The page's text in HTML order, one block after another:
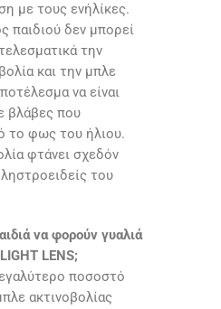
με τους ενήλίκες.
παιδιού δεν μπορεί
την
και την μπλε
να είναι
βλάβες που
το φως του ήλιου.
φτάνει σχεδόν
του
να φορούν γυαλιά
LENS;
ποσοστό
ακτινοβολίας